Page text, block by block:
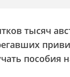
тысяч
пособия